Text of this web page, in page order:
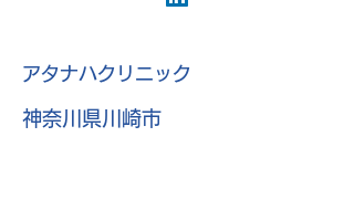
アタナハクリニック
神奈川県川崎市